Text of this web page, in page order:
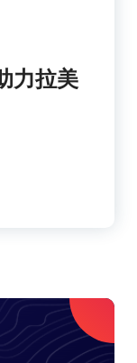
力拉美